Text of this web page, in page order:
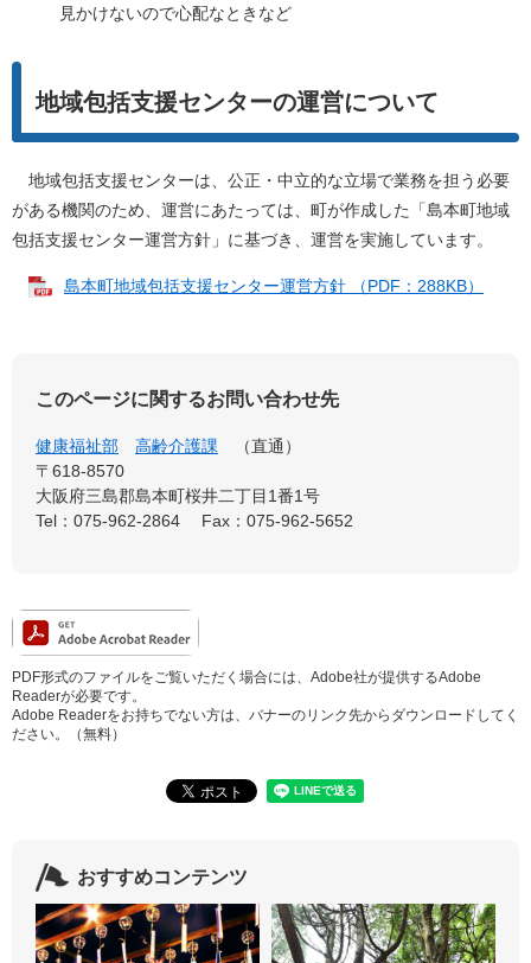
見かけないので心配なときなど
地域包括支援センターの運営について
地域包括支援センターは、公正・中立的な立場で業務を担う必要
がある機関のため、運営にあたっては、町が作成した「島本町地域
包括支援センター運営方針」に基づき、運営を実施しています。
島本町地域包括支援センター運営方針 （PDF：288KB）
このページに関するお問い合わせ先
健康福祉部 高齢介護課
直通
〒618-8570
大阪府三島郡島本町桜井二丁目1番1号
Tel：075-962-2864
Fax：075-962-5652
PDF形式のファイルをご覧いただく場合には、Adobe社が提供するAdobe
Readerが必要です。
Adobe Readerをお持ちでない方は、バナーのリンク先からダウンロードしてく
ださい。（無料）
おすすめコンテンツ